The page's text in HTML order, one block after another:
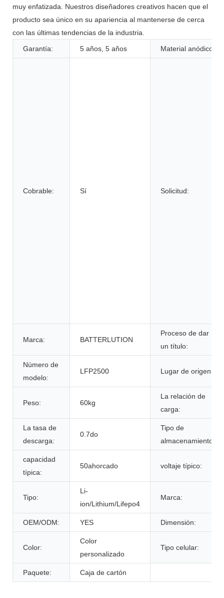
muy enfatizada. Nuestros diseñadores creativos hacen que el
producto sea único en su apariencia al mantenerse de cerca
con las últimas tendencias de la industria.
Garantía:
5 años, 5 años Material anódico:
Cobrable: Sí Solicitud:
Marca: BATTERLUTION
Proceso de dar
un título:
Número de
modelo:
LFP2500 Lugar de origen:
Peso: 60kg
La relación de
carga:
La tasa de
descarga:
0.7do
Tipo de
almacenamiento:
capacidad
típica:
50ahorcado voltaje típico:
Tipo:
Li-
ion/Lithium/Lifepo4
Marca:
OEM/ODM: YES Dimensión:
Color:
Color
personalizado
Tipo celular:
Paquete: Caja de cartón